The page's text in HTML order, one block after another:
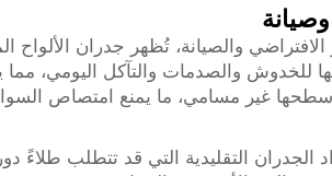
والصيانة، تُظهر جدران الألواح
للخدوش والصدمات والتآكل اليومي،
سطحها غير مسامي، ما يمنع امتصاص
التقليدية التي قد تتطلب طلاءً